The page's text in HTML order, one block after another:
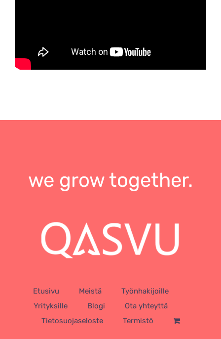
we grow together.
Etusivu Meistä
Työnhakijoille
Yrityksille
Blogi
Ota yhteyttä
Tietosuojaseloste
Termistö